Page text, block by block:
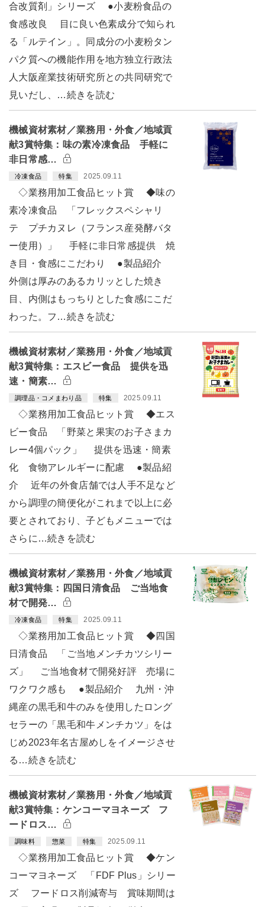
合改質剤」シリーズ ●小麦粉食品の
食感改良 目に良い色素成分で知られ
る「ルテイン」。同成分の小麦粉タン
パク質への機能作用を地方独立行政法
人大阪産業技術研究所との共同研究で
見いだし、…続きを読む
機械資材素材／業務用・外食／地域貢
献3賞特集：味の素冷凍食品 手軽に
非日常感…
冷凍食品 特集 2025.09.11
◇業務用加工食品ヒット賞 ◆味の
素冷凍食品 「フレックスペシャリ
テ プチカヌレ（フランス産発酵バタ
ー使用）」 手軽に非日常感提供 焼
き目・食感にこだわり ●製品紹介
外側は厚みのあるカリッとした焼き
目、内側はもっちりとした食感にこだ
わった。フ…続きを読む
機械資材素材／業務用・外食／地域貢
献3賞特集：エスビー食品 提供を迅
速・簡素…
調理品・コメまわり品 特集 2025.09.11
◇業務用加工食品ヒット賞 ◆エス
ビー食品 「野菜と果実のお子さまカ
レー4個パック」 提供を迅速・簡素
化 食物アレルギーに配慮 ●製品紹
介 近年の外食店舗では人手不足など
から調理の簡便化がこれまで以上に必
要とされており、子どもメニューでは
さらに…続きを読む
機械資材素材／業務用・外食／地域貢
献3賞特集：四国日清食品 ご当地食
材で開発…
冷凍食品 特集 2025.09.11
◇業務用加工食品ヒット賞 ◆四国
日清食品 「ご当地メンチカツシリー
ズ」 ご当地食材で開発好評 売場に
ワクワク感も ●製品紹介 九州・沖
縄産の黒毛和牛のみを使用したロング
セラーの「黒毛和牛メンチカツ」をは
じめ2023年名古屋めしをイメージさせ
る…続きを読む
機械資材素材／業務用・外食／地域貢
献3賞特集：ケンコーマヨネーズ フ
ードロス…
調味料 惣菜 特集 2025.09.11
◇業務用加工食品ヒット賞 ◆ケン
コーマヨネーズ 「FDF Plus」シリー
ズ フードロス削減寄与 賞味期間は